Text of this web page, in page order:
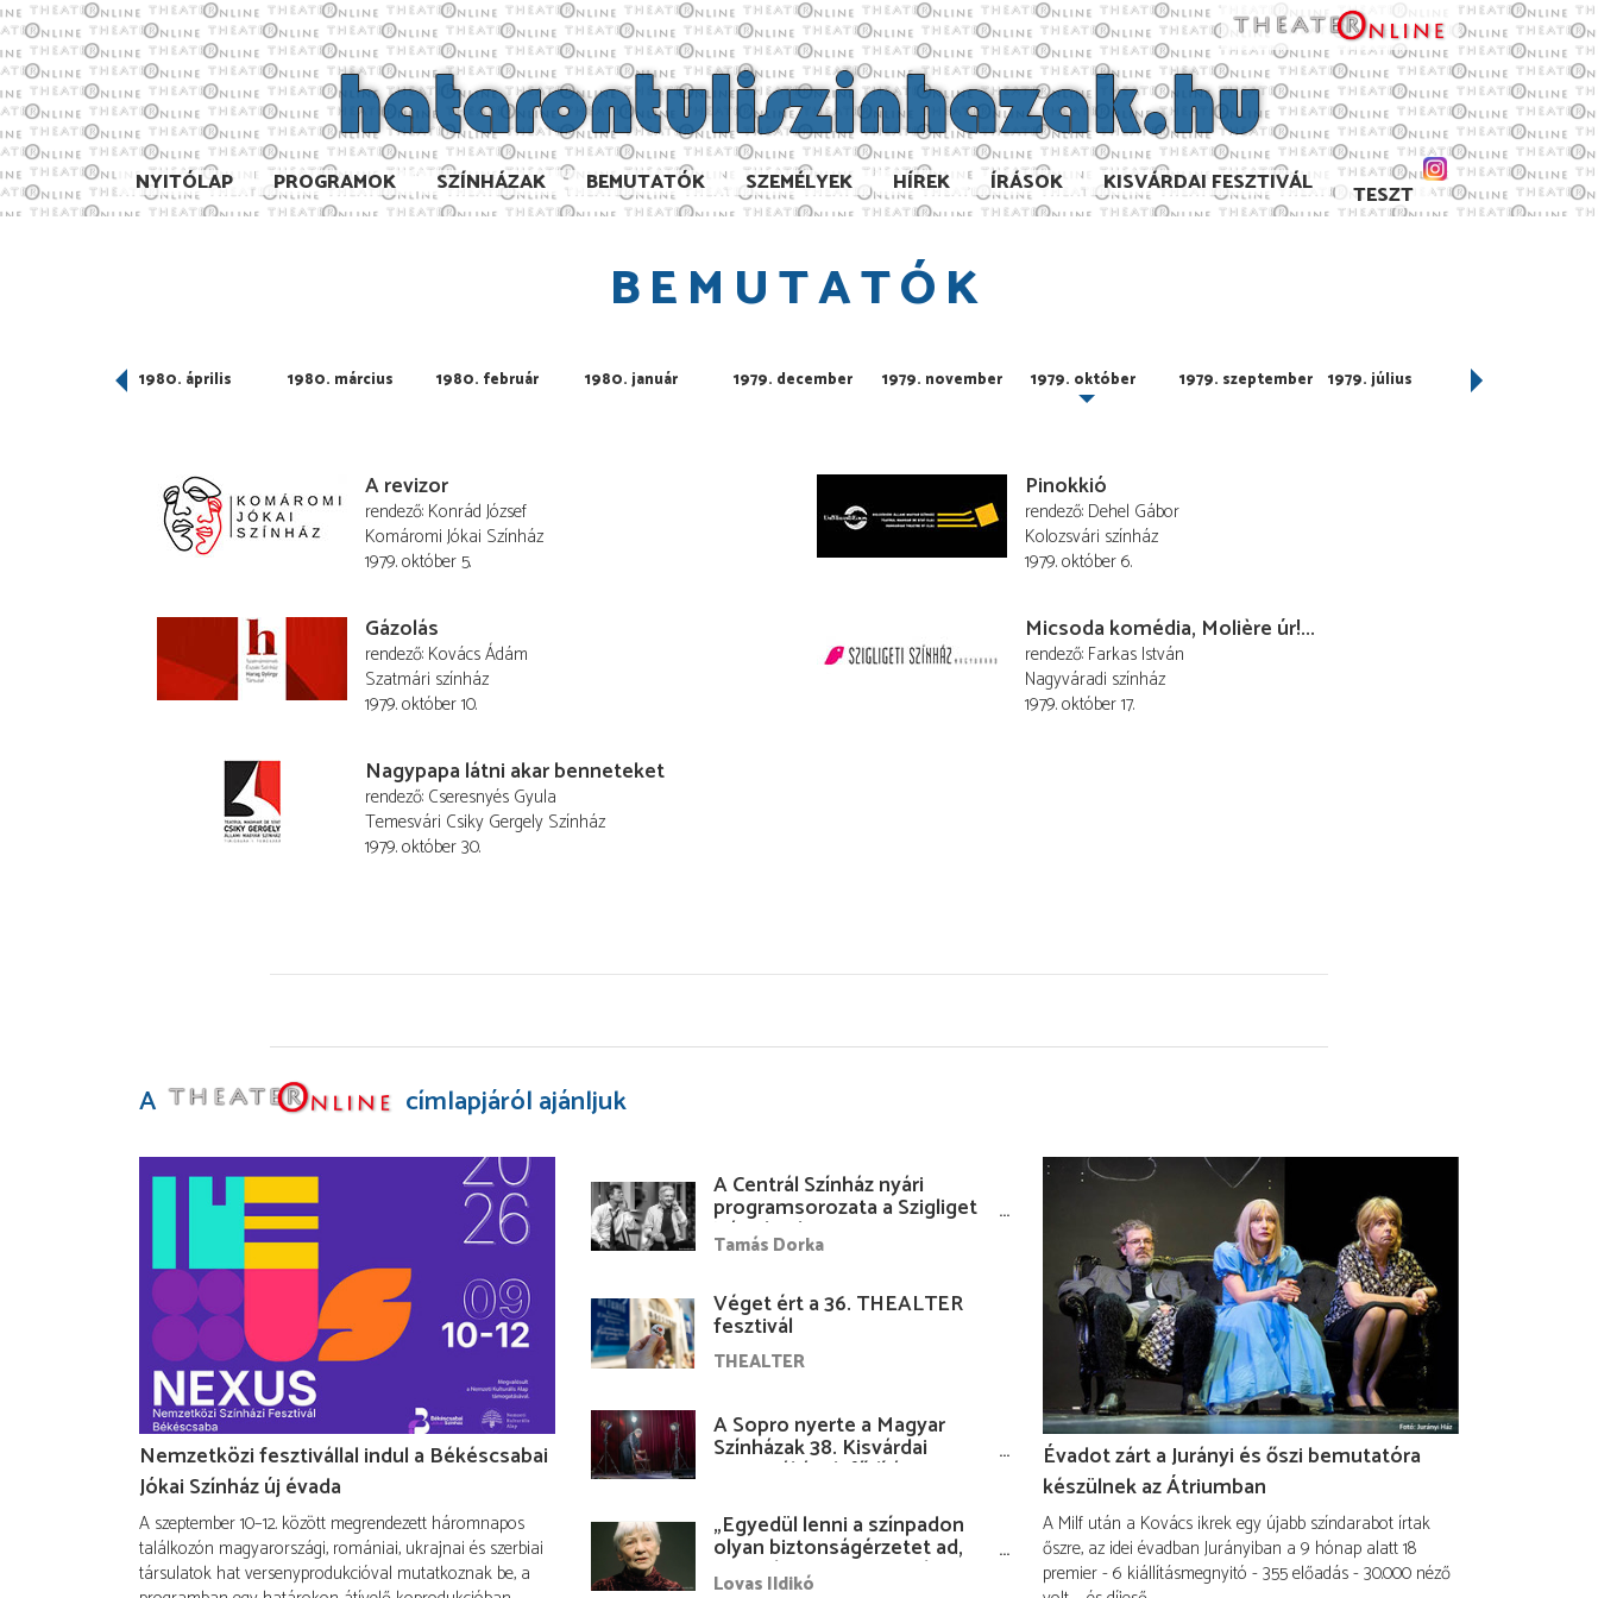
NYITÓLAP PROGRAMOK SZÍNHÁZAK BEMUTATÓK SZEMÉLYEK HÍREK ÍRÁSOK KISVÁRDAI FESZTIVÁL TESZT
BEMUTATÓK
1980. április 1980. március 1980. február 1980. január 1979. december 1979. november 1979. október 1979. szeptember 1979. július 1979. június
A revizor
rendező Konrád József
Komáromi Jókai Színház
1979. október 5.
Pinokkió
rendező Dehel Gábor
Kolozsvári színház
1979. október 6.
Gázolás
rendező Kovács Ádám
Szatmári színház
1979. október 10.
Micsoda komédia, Molière úr!...
rendező Farkas István
Nagyváradi színház
1979. október 17.
Nagypapa látni akar benneteket
rendező Cseresnyés Gyula
Temesvári Csiky Gergely Színház
1979. október 30.
A címlapjáról ajánljuk
Nemzetközi fesztivállal indul a Békéscsabai
Jókai Színház új évada
A szeptember 10–12. között megrendezett háromnapos
találkozón magyarországi, romániai, ukrajnai és szerbiai
társulatok hat versenyprodukcióval mutatkoznak be, a
A Centrál Színház nyári
programsorozata a Szigliget
Várudvarban
Tamás Dorka
Véget ért a 36. THEALTER
fesztivál
THEALTER
A Sopro nyerte a Magyar
Színházak 38. Kisvárdai
Fesztiváljának fődíját
„Egyedül lenni a színpadon
olyan biztonságérzetet ad,
hogy lám, mindenki más
Lovas Ildikó
Évadot zárt a Jurányi és őszi bemutatóra
készülnek az Átriumban
A Milf után a Kovács ikrek egy újabb színdarabot írtak
őszre, az idei évadban Jurányiban a 9 hónap alatt 18
premier - 6 kiállításmegnyitó - 355 előadás - 30.000 néző